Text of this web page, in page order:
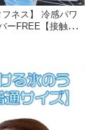
ネス】 冷感パワ
ーFREE【接触冷
アウトドア 冷感
レス】